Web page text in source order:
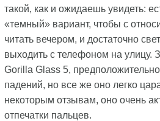
такой, как и ожидаешь увидеть:
«темный» вариант, чтобы с
читать вечером, и достаточно
выходить с телефоном на улицу.
Gorilla Glass 5,
падений, но все же оно легко
некоторым отзывам, оно очень
отпечатки пальцев.